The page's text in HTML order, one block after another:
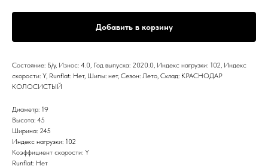
Добавить в корзину
Состояние: Б/у, Износ: 4.0, Год выпуска: 2020.0, Индекс нагрузки: 102, Индекс
скорости: Y, Runflat: Нет, Шипы: нет, Сезон: Лето, Склад: КРАСНОДАР
КОЛОСИСТЫЙ
Диаметр: 19
Высота: 45
Ширина: 245
Индекс нагрузки: 102
Коэффициент скорости: Y
Runflat: Нет